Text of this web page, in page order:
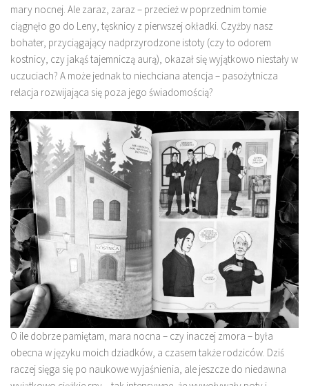
mary nocnej. Ale zaraz, zaraz – przecież w poprzednim tomie
ciągnęło go do Leny, tęsknicy z pierwszej okładki. Czyżby nasz
bohater, przyciągający nadprzyrodzone istoty (czy to odorem
kostnicy, czy jakąś tajemniczą aurą), okazał się wyjątkowo niestały w
uczuciach? A może jednak to niechciana atencja – pasożytnicza
relacja rozwijająca się poza jego świadomością?
O ile dobrze pamiętam, mara nocna – czy inaczej zmora – była
obecna w języku moich dziadków, a czasem także rodziców. Dziś
raczej sięga się po naukowe wyjaśnienia, ale jeszcze do niedawna